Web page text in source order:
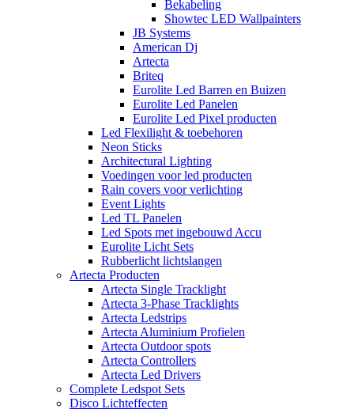
Bekabeling
Showtec LED Wallpainters
JB Systems
American Dj
Artecta
Briteq
Eurolite Led Barren en Buizen
Eurolite Led Panelen
Eurolite Led Pixel producten
Led Flexilight & toebehoren
Neon Sticks
Architectural Lighting
Voedingen voor led producten
Rain covers voor verlichting
Event Lights
Led TL Panelen
Led Spots met ingebouwd Accu
Eurolite Licht Sets
Rubberlicht lichtslangen
Artecta Producten
Artecta Single Tracklight
Artecta 3-Phase Tracklights
Artecta Ledstrips
Artecta Aluminium Profielen
Artecta Outdoor spots
Artecta Controllers
Artecta Led Drivers
Complete Ledspot Sets
Disco Lichteffecten